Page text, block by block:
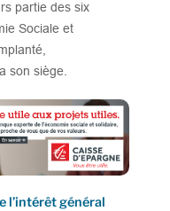
partie des six
Sociale et
son siège.
l’intérêt général